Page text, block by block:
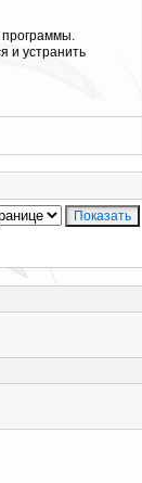
программы.
и устранить